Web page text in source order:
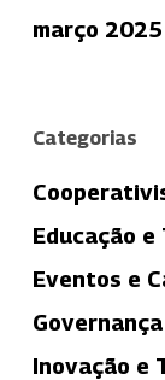
março 2025
Categorias
Educação
Eventos e
Inovação e